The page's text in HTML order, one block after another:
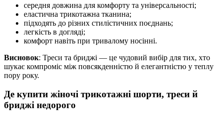
середня довжина для комфорту та універсальності;
еластична трикотажна тканина;
підходять до різних стилістичних поєднань;
легкість в догляді;
комфорт навіть при тривалому носінні.
Висновок: Треси та бриджі — це чудовий вибір для тих, хто
шукає компроміс між повсякденністю й елегантністю у теплу
пору року.
Де купити жіночі трикотажні шорти, треси й
бриджі недорого